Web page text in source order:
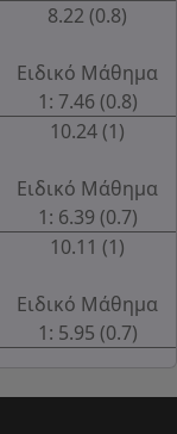
8.22 (0.8)
Ειδικό Μάθημα
1: 7.46 (0.8)
10.24 (1)
Ειδικό Μάθημα
1: 6.39 (0.7)
10.11 (1)
Ειδικό Μάθημα
1: 5.95 (0.7)